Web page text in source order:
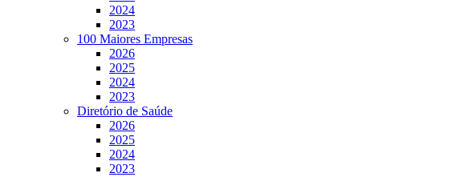
2024
2023
100 Maiores Empresas
2026
2025
2024
2023
Diretório de Saúde
2026
2025
2024
2023